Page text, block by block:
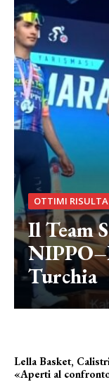
OTTIMI
Il Team
Turchia
Lella Basket,
«Aperti al